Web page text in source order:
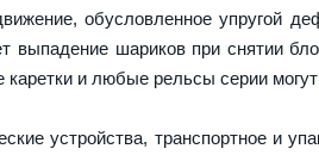
обусловленное упругой
выпадение шариков при снятии
и любые рельсы серии
устройства, транспортное и